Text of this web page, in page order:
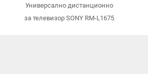
Универсално дистанционно
за телевизор SONY RM-L1675